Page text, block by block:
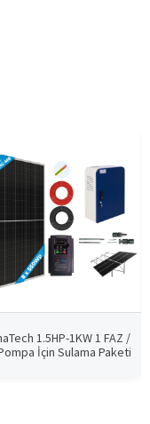
1.5HP-1KW 1 FAZ /
İçin Sulama Paketi